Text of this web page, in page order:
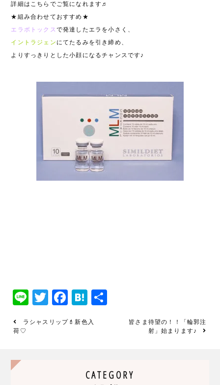
詳細はこちらでご覧になれます♬
★組み合わせておすすめ★
エラボトックスで発達したエラを小さく、
イントラジェン にてたるみを引き締め、
よりすっきりとした小顔になるチャンスです♪
LineTwitter
Facebook
Hatena
ラシャスリップ💄新色入
荷♡
皆さま待望の！！「輪郭注
射」始まります♪
CATEGORY